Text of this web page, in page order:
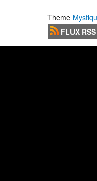
Theme
FLUX RSS